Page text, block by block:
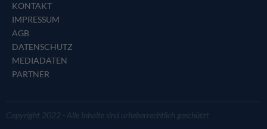
KONTAKT
IMPRESSUM
AGB
DATENSCHUTZ
MEDIADATEN
PARTNER
Copyright 2022 - Alle Inhalte sind urheberrechtlich geschützt